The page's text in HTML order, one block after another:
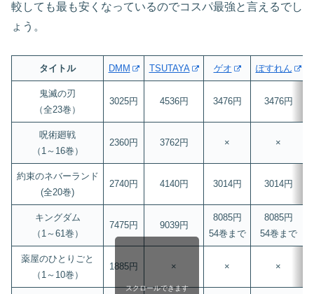
較しても最も安くなっているのでコスパ最強と言えるでし
ょう。
タイトル DMM TSUTAYA ゲオ ぽすれん
鬼滅の刃
（全23巻）
3025円 4536円 3476円 3476円
呪術廻戦
（1～16巻）
2360円 3762円 × ×
約束のネバーランド
(全20巻)
2740円 4140円 3014円 3014円
キングダム
（1～61巻）
7475円 9039円
8085円
54巻まで
8085円
54巻まで
薬屋のひとりごと
（1～10巻）
1885円 × × ×
スクロールできます